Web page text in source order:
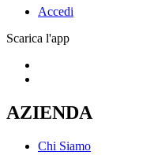
Accedi
Scarica l'app
AZIENDA
Chi Siamo